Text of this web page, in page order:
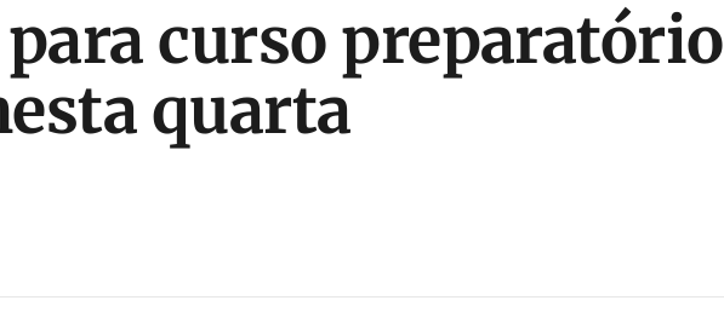
curso preparatório
quarta